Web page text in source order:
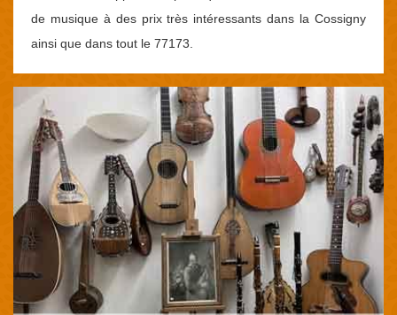
de musique à des prix très intéressants dans la Cossigny
ainsi que dans tout le 77173.